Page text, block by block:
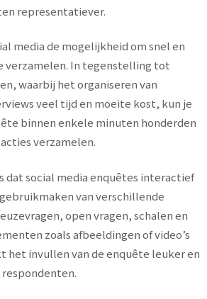
representatiever.
media de mogelijkheid om snel en
verzamelen. In tegenstelling tot
waarbij het organiseren van
veel tijd en moeite kost, kun je
binnen enkele minuten honderden
verzamelen.
dat social media enquêtes interactief
van verschillende
open vragen, schalen en
zoals afbeeldingen of video’s
het invullen van de enquête leuker en